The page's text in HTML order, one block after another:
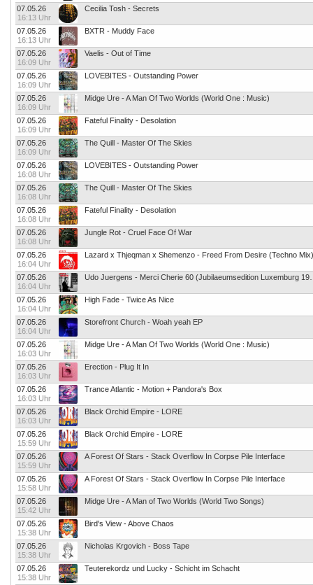
07.05.26
16:13 Uhr
Cecilia Tosh - Secrets
07.05.26
16:13 Uhr
BXTR - Muddy Face
07.05.26
16:09 Uhr
Vaelis - Out of Time
07.05.26
16:09 Uhr
LOVEBITES - Outstanding Power
07.05.26
16:09 Uhr
Midge Ure - A Man Of Two Worlds (World One : Music)
07.05.26
16:09 Uhr
Fateful Finality - Desolation
07.05.26
16:09 Uhr
The Quill - Master Of The Skies
07.05.26
16:08 Uhr
LOVEBITES - Outstanding Power
07.05.26
16:08 Uhr
The Quill - Master Of The Skies
07.05.26
16:08 Uhr
Fateful Finality - Desolation
07.05.26
16:08 Uhr
Jungle Rot - Cruel Face Of War
07.05.26
16:04 Uhr
Lazard x Thjeqman x Shemenzo - Freed From Desire (Techno Mix)
07.05.26
16:04 Uhr
07.05.26
16:04 Uhr
High Fade - Twice As Nice
07.05.26
16:04 Uhr
Storefront Church - Woah yeah EP
07.05.26
16:03 Uhr
Midge Ure - A Man Of Two Worlds (World One : Music)
07.05.26
16:03 Uhr
Erection - Plug It In
07.05.26
16:03 Uhr
Trance Atlantic - Motion + Pandora's Box
07.05.26
16:03 Uhr
Black Orchid Empire - LORE
07.05.26
15:59 Uhr
Black Orchid Empire - LORE
07.05.26
15:59 Uhr
A Forest Of Stars - Stack Overflow In Corpse Pile Interface
07.05.26
15:58 Uhr
A Forest Of Stars - Stack Overflow In Corpse Pile Interface
07.05.26
15:42 Uhr
Midge Ure - A Man of Two Worlds (World Two Songs)
07.05.26
15:38 Uhr
Bird's View - Above Chaos
07.05.26
15:38 Uhr
Nicholas Krgovich - Boss Tape
07.05.26
15:38 Uhr
Teuterekordz und Lucky - Schicht im Schacht